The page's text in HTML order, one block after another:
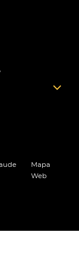
Mapa
Web